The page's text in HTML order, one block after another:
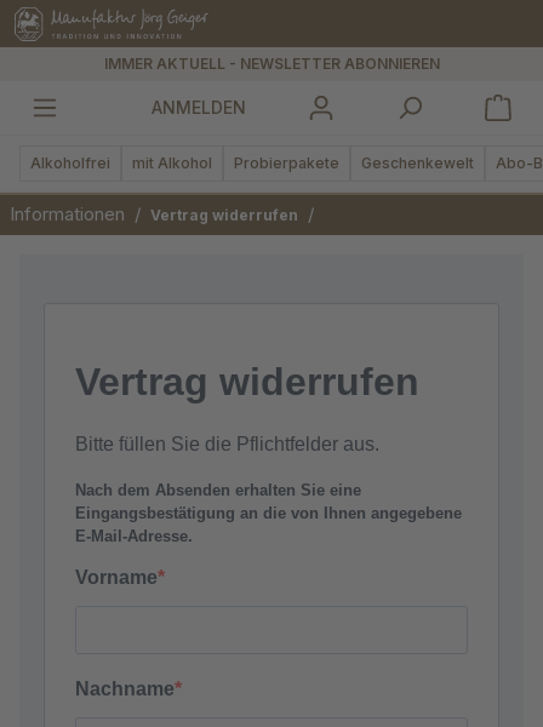
springen
IMMER AKTUELL - NEWSLETTER ABONNIEREN
ANMELDEN
Alkoholfrei mit Alkohol Probierpakete Geschenkewelt Abo-
Informationen / Vertrag widerrufen /